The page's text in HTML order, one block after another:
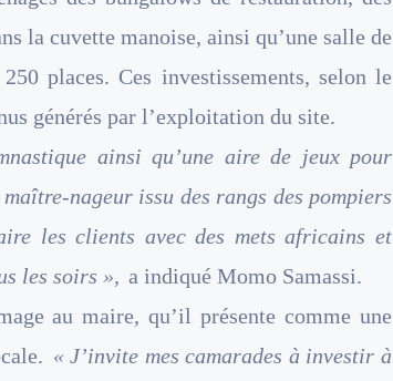
la cuvette manoise, ainsi qu’une salle de
places. Ces investissements, selon le
générés par l’exploitation du site.
ainsi qu’une aire de jeux pour
nageur issu des rangs des pompiers
les clients avec des mets africains et
les soirs », a indiqué Momo Samassi.
au maire, qu’il présente comme une
« J’invite mes camarades à investir à